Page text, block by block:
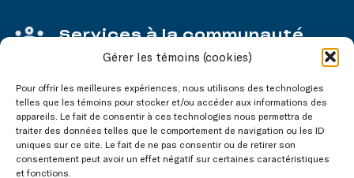
Gérer les témoins (cookies)
Pour offrir les meilleures expériences, nous utilisons des technologies
telles que les témoins pour stocker et/ou accéder aux informations des
appareils. Le fait de consentir à ces technologies nous permettra de
traiter des données telles que le comportement de navigation ou les ID
uniques sur ce site. Le fait de ne pas consentir ou de retirer son
consentement peut avoir un effet négatif sur certaines caractéristiques
et fonctions.
Services à la communauté
Service aux entreprises
Nos réseaux